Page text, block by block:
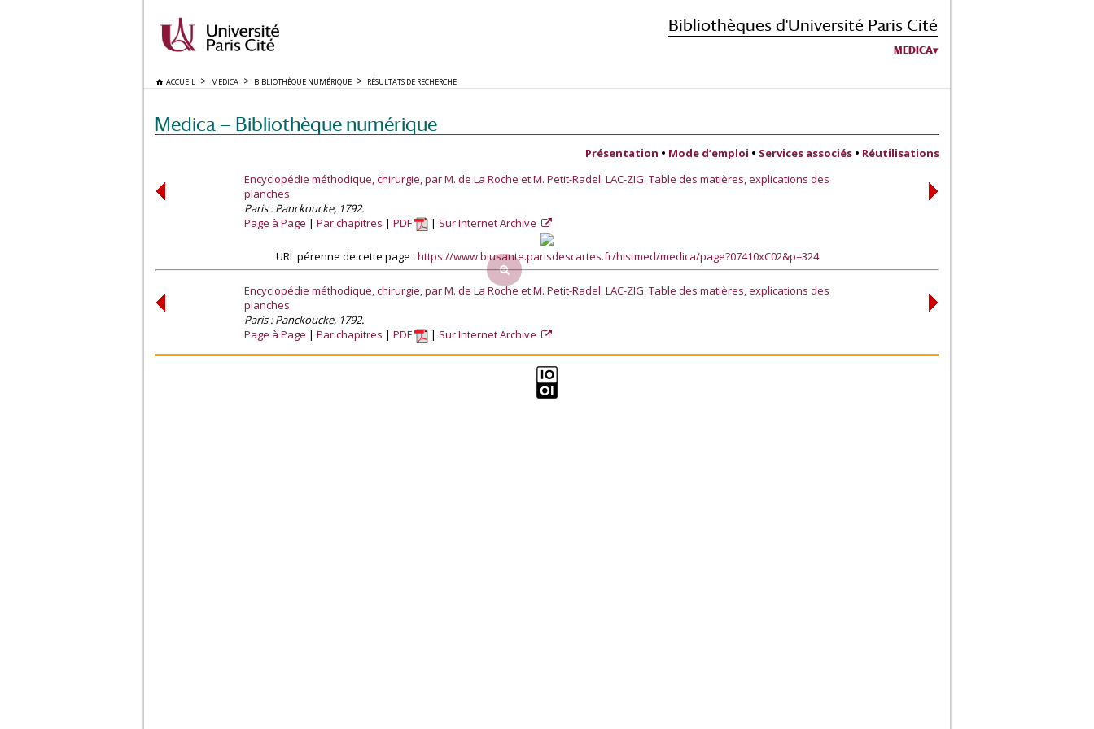
Bibliothèques d'Université Paris Cité
MEDICA
ACCUEIL MEDICA BIBLIOTHÈQUE NUMÉRIQUE RÉSULTATS DE RECHERCHE
Medica — Bibliothèque numérique
Présentation • Mode d’emploi • Services associés • Réutilisations
Encyclopédie méthodique, chirurgie, par M. de La Roche et M. Petit-Radel. LAC-ZIG. Table des matières, explications des
planches
Paris : Panckoucke, 1792.
Page à Page
Par chapitres PDF Sur Internet Archive
URL pérenne de cette page : https://www.biusante.parisdescartes.fr/histmed/medica/page?07410xC02&p=324
Encyclopédie méthodique, chirurgie, par M. de La Roche et M. Petit-Radel. LAC-ZIG. Table des matières, explications des
planches
Paris : Panckoucke, 1792.
Page à Page
Par chapitres PDF Sur Internet Archive